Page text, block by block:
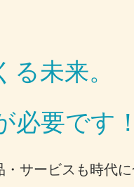
未来。
必要です！
サービスも時代